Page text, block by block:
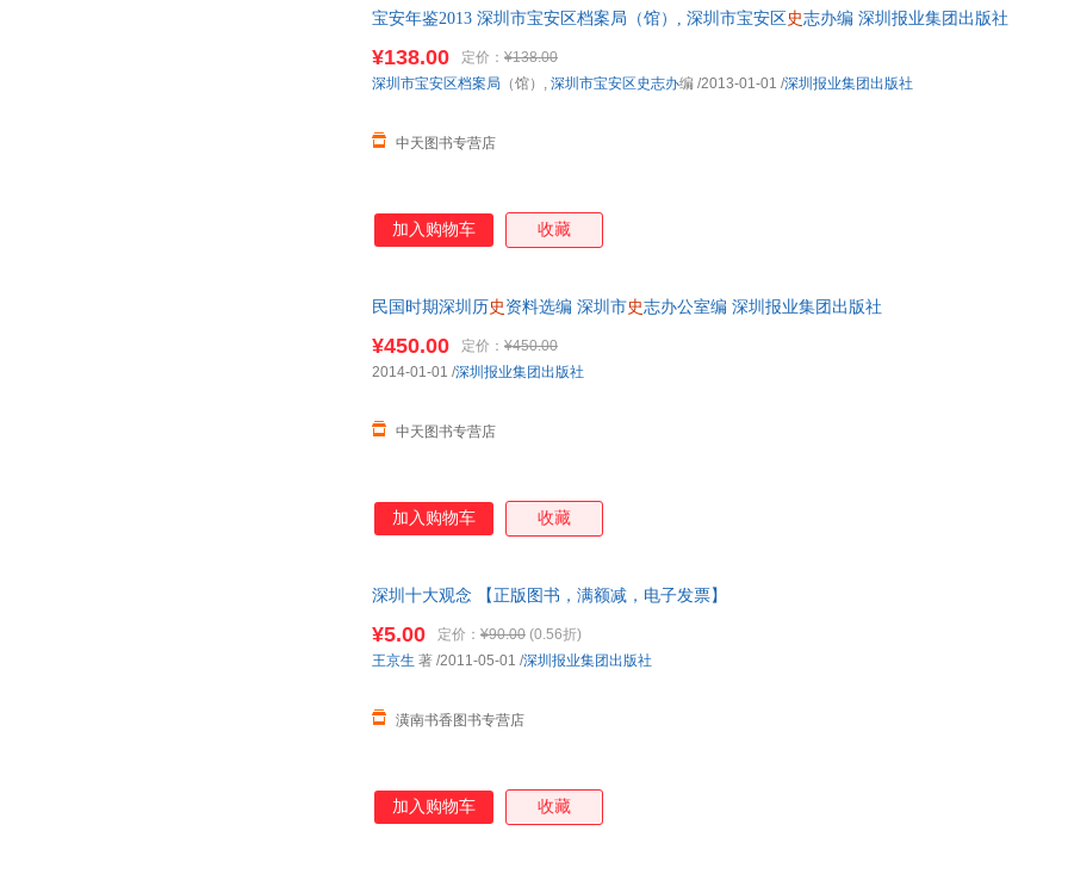
宝安年鉴2013 深圳市宝安区档案局（馆）, 深圳市宝安区 史志办编 深圳报业集团出版社
¥138.00 定价： ¥138.00
中天图书专营店
深圳市宝安区档案局 （馆）, 深圳市宝安区史志办编 /2013-01-01 /深圳报业集团出版社
加入购物车 收藏
民国时期深圳历 史 资料选编 深圳市史志办公室编 深圳报业集团出版社
¥450.00 定价： ¥450.00
中天图书专营店
2014-01-01 /深圳报业集团出版社
加入购物车 收藏
深圳十大观念 【正版图书，满额减，电子发票】
¥5.00 定价： ¥90.00 (0.56折)
潢南书香图书专营店
王京生 著 /2011-05-01 /深圳报业集团出版社
加入购物车 收藏